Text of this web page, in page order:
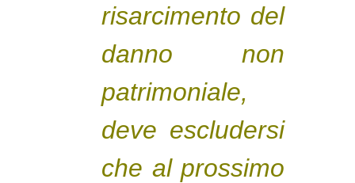
risarcimento del
danno non
patrimoniale,
deve escludersi
che al prossimo